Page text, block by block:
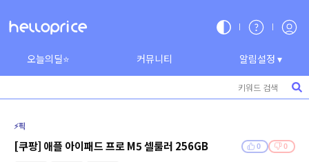
오늘의딜⭐ 커뮤니티 알림설정 ▾
⚡️픽
[쿠팡] 애플 아이패드 프로 M5 셀룰러 256GB 0 0